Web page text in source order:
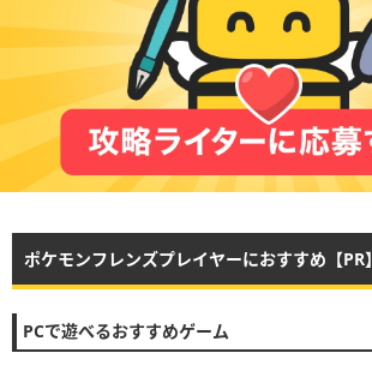
ポケモンフレンズプレイヤーにおすすめ【PR】
PCで遊べるおすすめゲーム